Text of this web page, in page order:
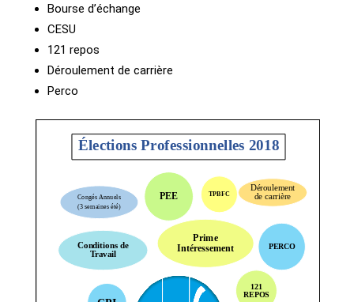
Bourse d’échange
CESU
121 repos
Déroulement de carrière
Perco